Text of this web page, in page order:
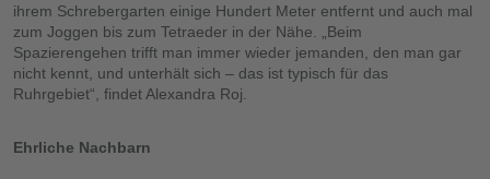
ihrem Schrebergarten einige Hundert Meter entfernt und auch mal
zum Joggen bis zum Tetraeder in der Nähe. „Beim
Spazierengehen trifft man immer wieder jemanden, den man gar
nicht kennt, und unterhält sich – das ist typisch für das
Ruhrgebiet“, findet Alexandra Roj.
Ehrliche Nachbarn